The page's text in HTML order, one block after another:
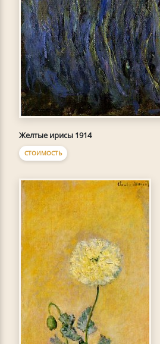
Желтые ирисы 1914
СТОИМОСТЬ